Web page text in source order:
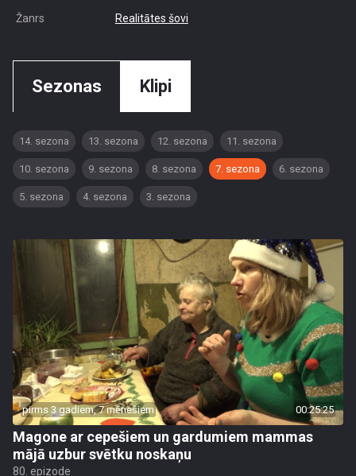
Žanrs Realitātes šovi
Sezonas Klipi
14. sezona 13. sezona 12. sezona 11. sezona
10. sezona 9. sezona 8. sezona 7. sezona 6. sezona
5. sezona 4. sezona 3. sezona
pirms 3 gadiem, 7 mēnešiem 00:25:25
Magone ar cepešiem un gardumiem mammas
mājā uzbur svētku noskaņu
80. epizode